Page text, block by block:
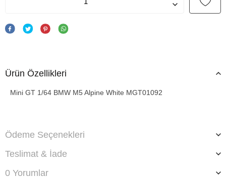
Ürün Özellikleri
Mini GT 1/64 BMW M5 Alpine White MGT01092
Ödeme Seçenekleri
Teslimat & İade
0 Yorumlar